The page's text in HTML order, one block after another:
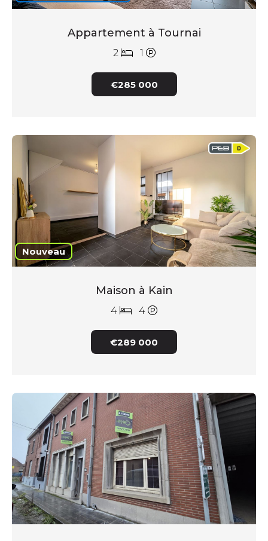
Appartement à Tournai
2 1
€285 000
Nouveau
Maison à Kain
4 4
€289 000